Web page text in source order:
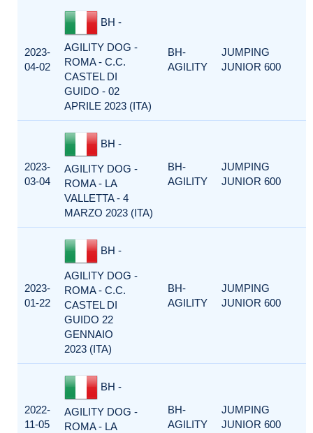
2023-
04-02
BH -
AGILITY DOG -
ROMA - C.C.
CASTEL DI
GUIDO - 02
APRILE 2023 (ITA)
BH-
AGILITY
JUMPING
JUNIOR 600
2023-
03-04
BH -
AGILITY DOG -
ROMA - LA
VALLETTA - 4
MARZO 2023 (ITA)
BH-
AGILITY
JUMPING
JUNIOR 600
2023-
01-22
BH -
AGILITY DOG -
ROMA - C.C.
CASTEL DI
GUIDO 22
GENNAIO
2023 (ITA)
BH-
AGILITY
JUMPING
JUNIOR 600
2022-
11-05
BH -
AGILITY DOG -
ROMA - LA
BH-
AGILITY
JUMPING
JUNIOR 600